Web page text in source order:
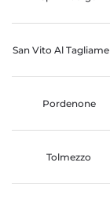
San Vito Al
Pordenone
Tolmezzo